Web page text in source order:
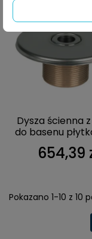
Dysza ścienna
do basenu
654,39
Pokazano 1-10 z 10